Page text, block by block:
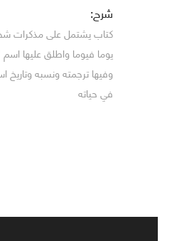
شرح:
كتاب يشتمل على مذكرات
يوما فيوما واطلق عليها
وفيها ترجمته ونسبه وتاريخ
في حياته